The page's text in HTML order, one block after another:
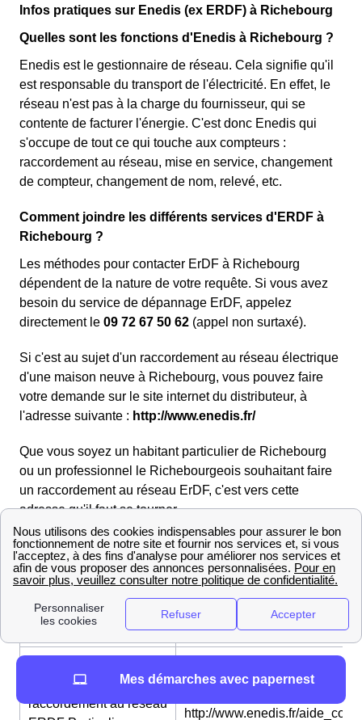
Infos pratiques sur Enedis (ex ERDF) à Richebourg
Quelles sont les fonctions d'Enedis à Richebourg ?
Enedis est le gestionnaire de réseau. Cela signifie qu'il
est responsable du transport de l'électricité. En effet, le
réseau n'est pas à la charge du fournisseur, qui se
contente de facturer l'énergie. C'est donc Enedis qui
s'occupe de tout ce qui touche aux compteurs :
raccordement au réseau, mise en service, changement
de compteur, changement de nom, relevé, etc.
Comment joindre les différents services d'ERDF à
Richebourg ?
Les méthodes pour contacter ErDF à Richebourg
dépendent de la nature de votre requête. Si vous avez
besoin du service de dépannage ErDF, appelez
directement le 09 72 67 50 62 (appel non surtaxé).
Si c'est au sujet d'un raccordement au réseau électrique
d'une maison neuve à Richebourg, vous pouvez faire
votre demande sur le site internet du distributeur, à
l'adresse suivante : http://www.enedis.fr/
Que vous soyez un habitant particulier de Richebourg
ou un professionnel le Richebourgeois souhaitant faire
un raccordement au réseau ErDF, c'est vers cette
adresse qu'il faut se tourner.
Pour appeler le
service de
ERDF
09 72 67 50 62136 (non
service de
raccordement au réseau
Service Raccordement Nord-
http://www.enedis.fr/
Mes démarches avec papernest